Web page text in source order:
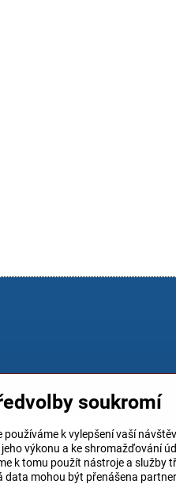
údajů
soukromí
používáme k vylepšení vaší
výkonu a ke shromažďování
k tomu použít nástroje a služby
data mohou být přenášena